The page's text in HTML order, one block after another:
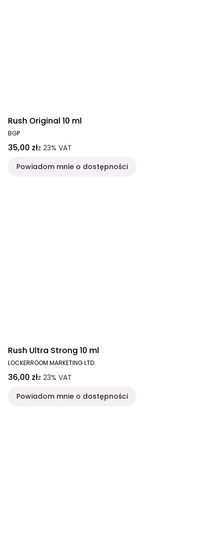
Rush Original 10 ml
BGP
35,00 złz 23% VAT
Powiadom mnie o dostępności
Rush Ultra Strong 10 ml
LOCKERROOM MARKETING LTD.
36,00 złz 23% VAT
Powiadom mnie o dostępności